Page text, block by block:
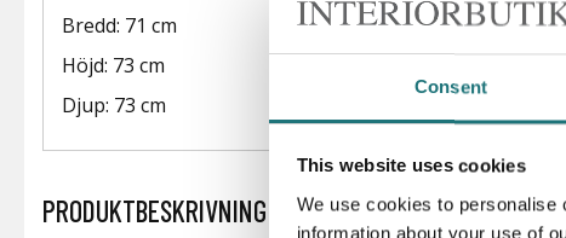
Consent
This website uses cookies
We use cookies to personalise
information about your use of
Bredd: 71 cm
Höjd: 73 cm
Djup: 73 cm
PRODUKTBESKRIVNING